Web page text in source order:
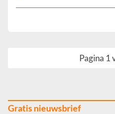
Pagina 1
Gratis nieuwsbrief